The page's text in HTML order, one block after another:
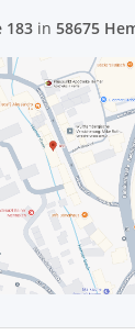
183 in 58675